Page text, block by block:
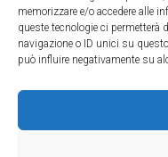
memorizzare e/o accedere alle
queste tecnologie ci permetterà
navigazione o ID unici su
può influire negativamente su
Cell
Eseguiamo anche lavori
ore